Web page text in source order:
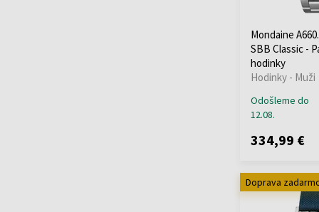
Mondaine
SBB Classic -
hodinky
Hodinky - Muži
Odošleme do
12.08.
334,99 €
Doprava